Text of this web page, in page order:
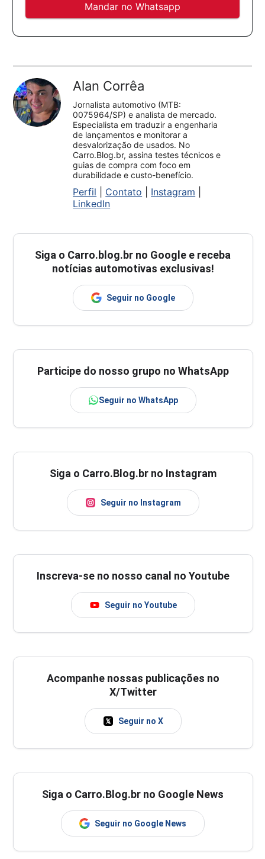
Mandar no Whatsapp
Alan Corrêa
Jornalista automotivo (MTB:
0075964/SP) e analista de mercado.
Especialista em traduzir a engenharia
de lançamentos e monitorar a
desvalorização de usados. No
Carro.Blog.br, assina testes técnicos e
guias de compra com foco em
durabilidade e custo-benefício.
Perfil Contato Instagram
LinkedIn
Siga o Carro.blog.br no Google e receba
notícias automotivas exclusivas!
Seguir no Google
Participe do nosso grupo no WhatsApp
Seguir no WhatsApp
Siga o Carro.Blog.br no Instagram
Seguir no Instagram
Inscreva-se no nosso canal no Youtube
Seguir no Youtube
Acompanhe nossas publicações no
X/Twitter
Seguir no X
Siga o Carro.Blog.br no Google News
Seguir no Google News